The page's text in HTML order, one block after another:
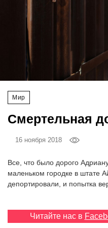
Мир
Смертельная
16 ноября 2018
Все, что было дорого
маленьком городке в штате
депортировали, и попытка
Читайте нас в